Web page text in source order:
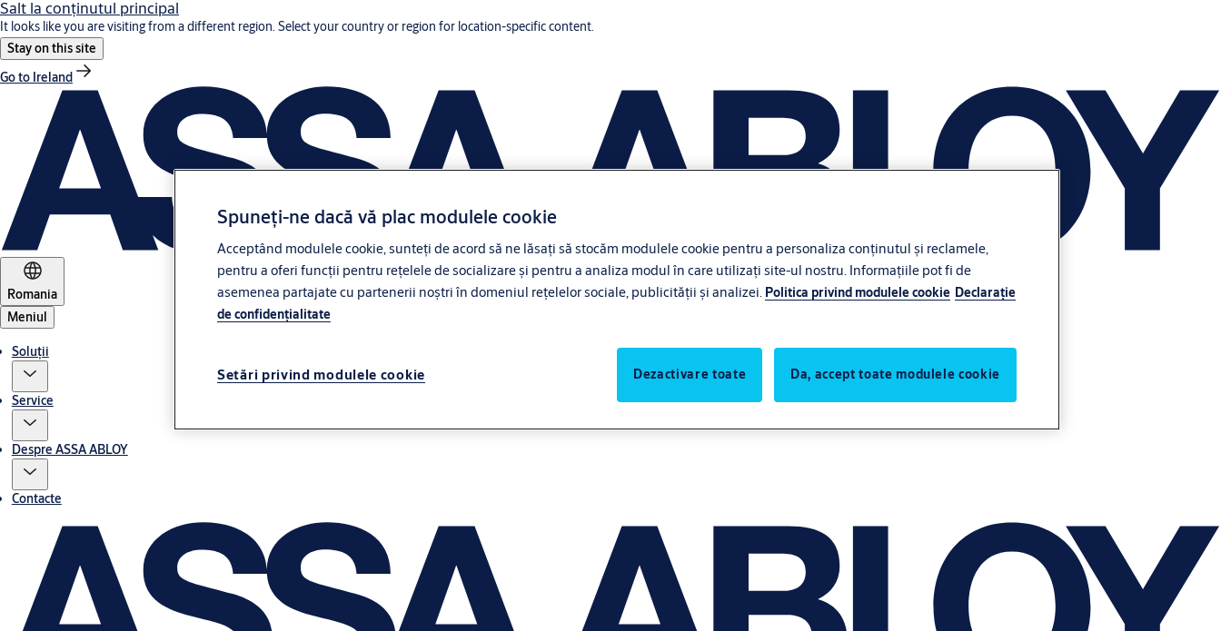
Salt la conţinutul principal
It looks like you are visiting from a different region. Select your country or region for location-specific content.
Stay on this site
Go to Ireland
Romania
Meniul
Soluții
Service
Despre ASSA ABLOY
Contacte
Spuneți-ne dacă vă plac modulele cookie
Acceptând modulele cookie, sunteți de acord să ne lăsați să stocăm modulele cookie pentru a personaliza conținutul și reclamele,
pentru a oferi funcții pentru rețelele de socializare și pentru a analiza modul în care utilizați site-ul nostru. Informațiile pot fi de
asemenea partajate cu partenerii noștri în domeniul rețelelor sociale, publicității și analizei. Politica privind modulele cookie Declaraţie
de confidenţialitate
Setări privind modulele cookie Dezactivare toate Da, accept toate modulele cookie